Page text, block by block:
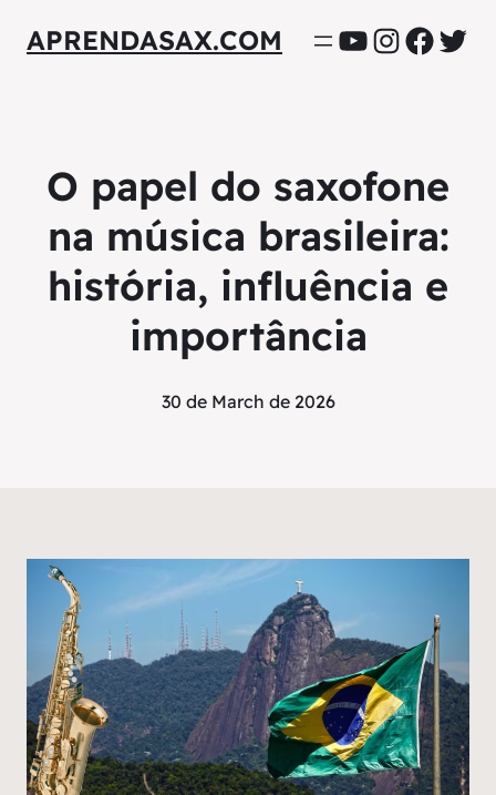
APRENDASAX.COM YouTube
O papel do saxofone
na música brasileira:
história, influência e
importância
30 de March de 2026